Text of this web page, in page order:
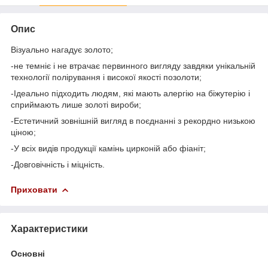
Опис
Візуально нагадує золото;
-не темніє і не втрачає первинного вигляду завдяки унікальній
технології полірування і високої якості позолоти;
-Ідеально підходить людям, які мають алергію на біжутерію і
сприймають лише золоті вироби;
-Естетичний зовнішній вигляд в поєднанні з рекордно низькою
ціною;
-У всіх видів продукції камінь цирконій або фіаніт;
-Довговічність і міцність.
Приховати
Характеристики
Основні